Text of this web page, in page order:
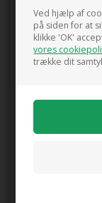
Ved hjælp af
på siden for at
klikke 'OK'
vores
trække dit
Plant 4-6 stk. pr.
Måske er
produkter